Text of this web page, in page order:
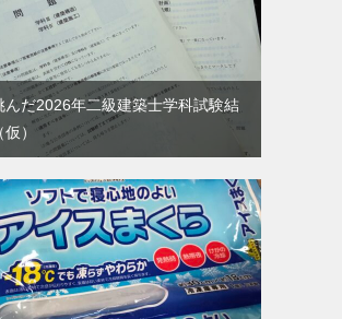
んだ2026年二級建築士学科試験結
）